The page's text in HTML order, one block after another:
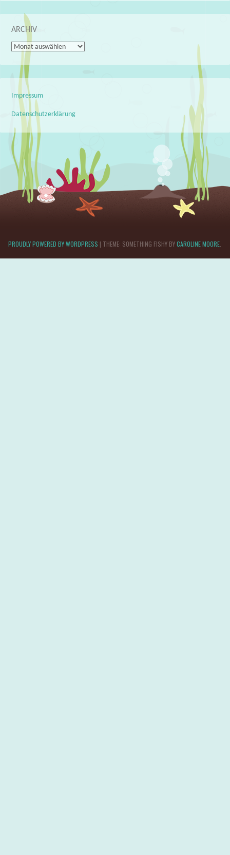
ARCHIV
Archiv
Impressum
Datenschutzerklärung
PROUDLY POWERED BY WORDPRESS | THEME: SOMETHING FISHY BYCAROLINE MOORE